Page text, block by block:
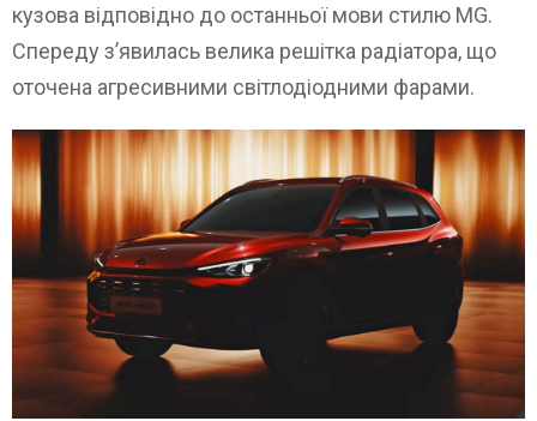
кузова відповідно до останньої мови стилю MG.
Спереду з’явилась велика решітка радіатора, що
оточена агресивними світлодіодними фарами.